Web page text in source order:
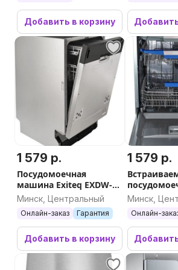
Добавить в корзину
1 579 р.
Посудомоечная
машина Exiteq EXDW-
I406
Минск, Центральный
Онлайн-заказ Гарантия
Добавить в корзину
1 579 р.
машина
Минск,
Онлайн-